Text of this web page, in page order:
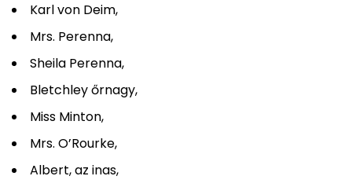
Karl von Deim,
Mrs. Perenna,
Sheila Perenna,
Bletchley őrnagy,
Miss Minton,
Mrs. O’Rourke,
Albert, az inas,